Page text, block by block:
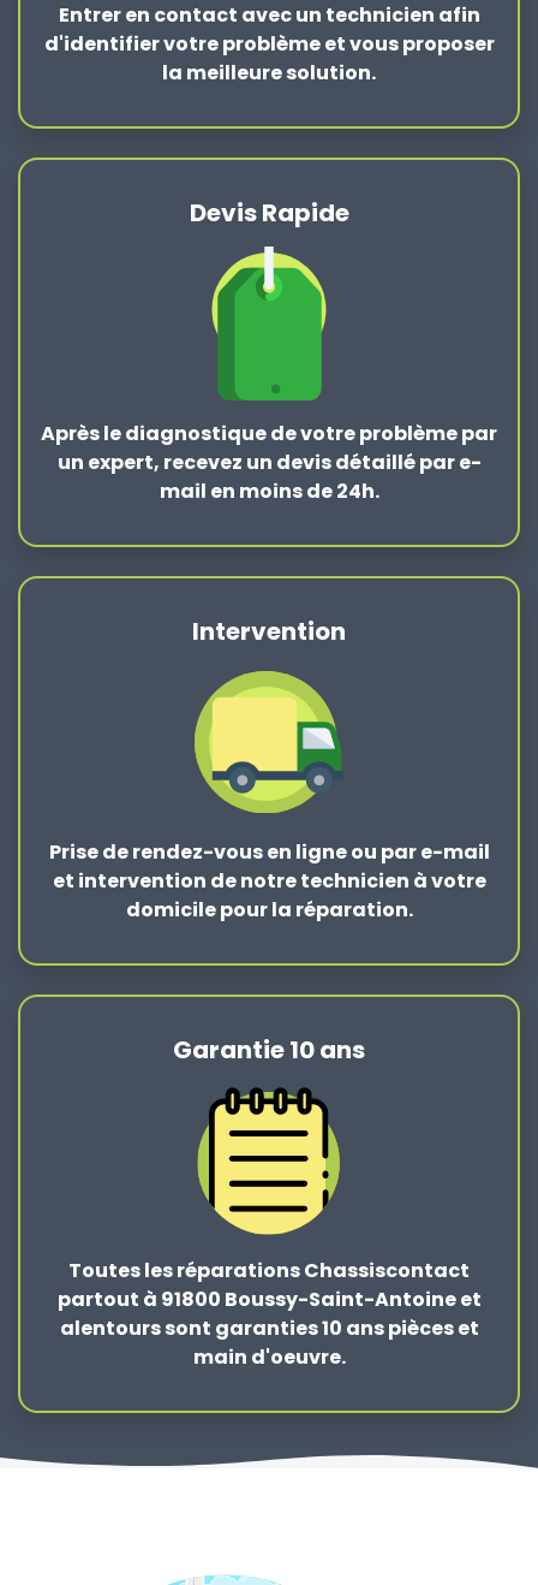
Entrer en contact avec un technicien afin
d'identifier votre problème et vous proposer
la meilleure solution.
Devis Rapide
Après lediagnostique de votre problèmepar
un expert, recevez un devis détaillé par e-
mail en moins de 24h.
Intervention
Prise de rendez-vous en ligne ou par e-mail
et intervention de notre technicien à votre
domicile pour la réparation.
Garantie 10 ans
Toutes les réparations Chassiscontact
partout à 91800 Boussy-Saint-Antoine et
alentours sont garanties 10 ans pièces et
main d'oeuvre.